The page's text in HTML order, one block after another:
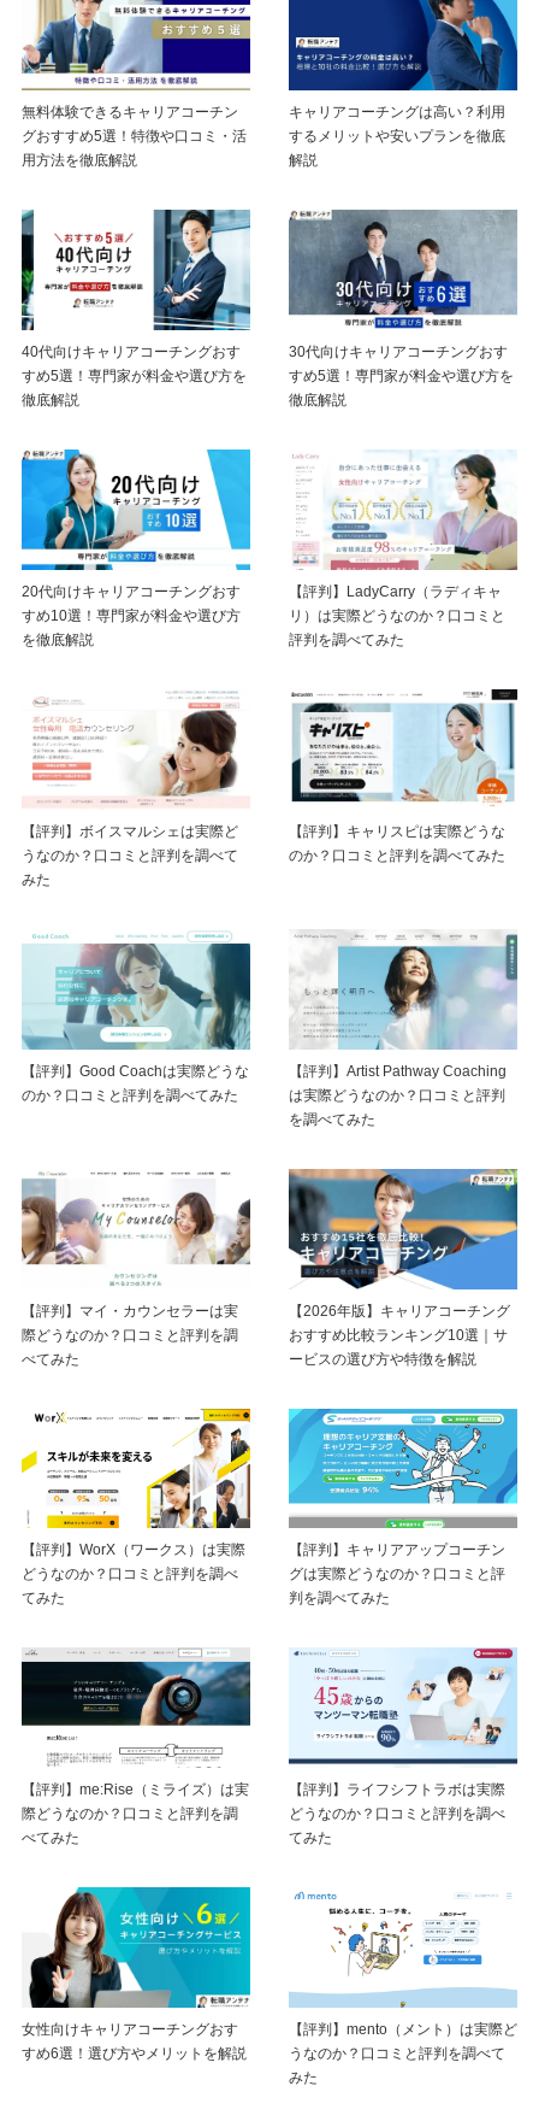
無料体験できるキャリアコーチン
グおすすめ5選！特徴や口コミ・活
用方法を徹底解説
キャリアコーチングは高い？利用
するメリットや安いプランを徹底
解説
40代向けキャリアコーチングおす
すめ5選！専門家が料金や選び方を
徹底解説
30代向けキャリアコーチングおす
すめ5選！専門家が料金や選び方を
徹底解説
20代向けキャリアコーチングおす
すめ10選！専門家が料金や選び方
を徹底解説
【評判】LadyCarry（ラディキャ
リ）は実際どうなのか？口コミと
評判を調べてみた
【評判】ボイスマルシェは実際ど
うなのか？口コミと評判を調べて
みた
【評判】キャリスピは実際どうな
のか？口コミと評判を調べてみた
【評判】Good Coachは実際どうな
のか？口コミと評判を調べてみた
【評判】Artist Pathway Coaching
は実際どうなのか？口コミと評判
を調べてみた
【評判】マイ・カウンセラーは実
際どうなのか？口コミと評判を調
べてみた
【2026年版】キャリアコーチング
おすすめ比較ランキング10選｜サ
ービスの選び方や特徴を解説
【評判】WorX（ワークス）は実際
どうなのか？口コミと評判を調べ
てみた
【評判】キャリアアップコーチン
グは実際どうなのか？口コミと評
判を調べてみた
【評判】me:Rise（ミライズ）は実
際どうなのか？口コミと評判を調
べてみた
【評判】ライフシフトラボは実際
どうなのか？口コミと評判を調べ
てみた
女性向けキャリアコーチングおす
すめ6選！選び方やメリットを解説
【評判】mento（メント）は実際ど
うなのか？口コミと評判を調べて
みた